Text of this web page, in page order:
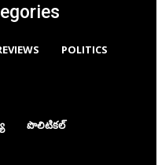
POLITICS
పొలిటికల్